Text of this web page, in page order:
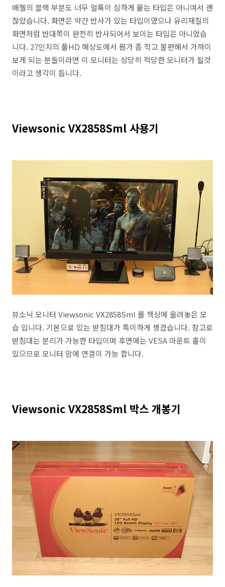
배젤의 블랙 부분도 너무 얼룩이 심하게 뭍는 타입은 아니여서 괜
찮았습니다. 화면은 약간 반사가 있는 타입이였으나 유리재질의
화면처럼 반대쪽이 완전히 반사되어서 보이는 타입은 아니었습
니다. 27인치의 풀HD 해상도에서 뭔가 좀 작고 불편해서 가까이
보게 되는 분들이라면 이 모니터는 상당히 적당한 모니터가 될것
이라고 생각이 듭니다.
Viewsonic VX2858Sml 사용기
뷰소닉 모니터 Viewsonic VX2858Sml 를 책상에 올려놓은 모
습 입니다. 기본으로 있는 받침대가 특이하게 생겼습니다. 참고로
받침대는 분리가 가능한 타입이며 후면에는 VESA 마운트 홀이
있으므로 모니터 암에 연결이 가능 합니다.
Viewsonic VX2858Sml 박스 개봉기